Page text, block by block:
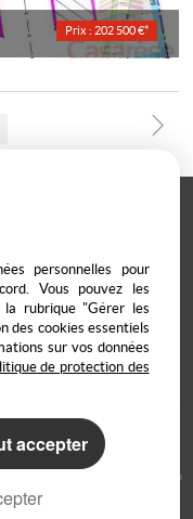
Prix : 202 500 €*
Logiciel immobilier Adapt Immo
personnelles pour
Vous pouvez les
rubrique "Gérer les
des cookies essentiels
sur vos données
de protection des
accepter